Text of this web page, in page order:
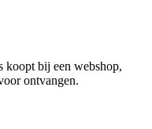
koopt bij een webshop,
ontvangen.